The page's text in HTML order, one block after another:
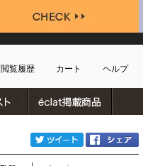
閲覧履歴 カート ヘルプ
お支払い方法について